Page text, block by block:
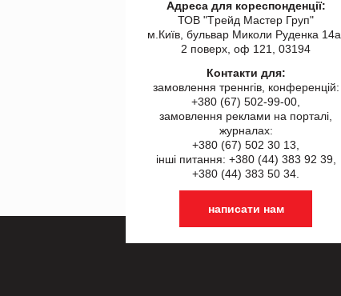
Адреса для кореспонденції:
ТОВ "Tрейд Мастер Груп"
м.Київ, бульвар Миколи Руденка 14а,
2 поверх, оф 121, 03194
Контакти для:
замовлення треннгів, конференцій:
+380 (67) 502-99-00,
замовлення реклами на порталі,
журналах:
+380 (67) 502 30 13,
інші питання: +380 (44) 383 92 39,
+380 (44) 383 50 34.
написати нам